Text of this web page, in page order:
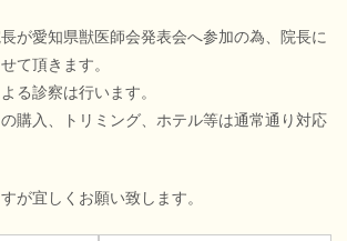
長が愛知県獣医師会発表会へ参加の為、院長に
て頂きます。
る診察は行います。
購入、トリミング、ホテル等は通常通り対応
が宜しくお願い致します。